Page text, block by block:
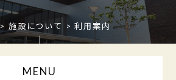
>施設について > 利用案内
MENU